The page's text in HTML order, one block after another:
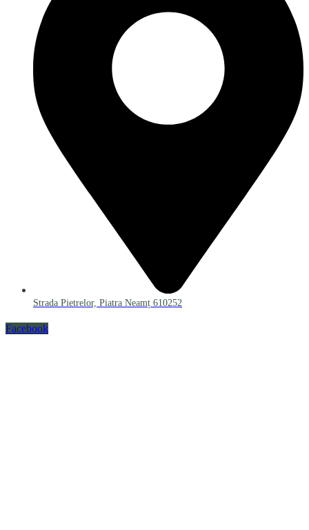
Strada Pietrelor, Piatra Neamț 610252
Facebook